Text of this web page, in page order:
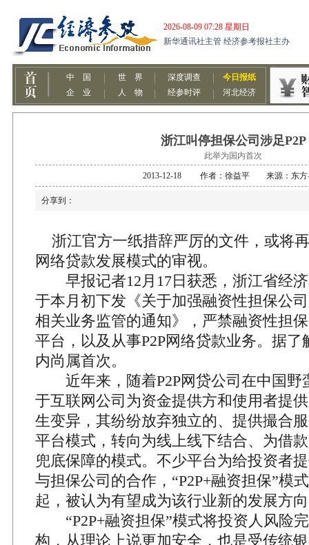
浙江叫停担保公司涉足P2P
此举为国内首次
2013-12-18 作者：徐益平 来源：东方
分享到：
浙江官方一纸措辞严厉的文件，或将
网络贷款发展模式的审视。
早报记者12月17日获悉，浙江省经济
于本月初下发《关于加强融资性担保公
相关业务监管的通知》，严禁融资性担
平台，以及从事P2P网络贷款业务。据
内尚属首次。
近年来，随着P2P网贷公司在中国野
于互联网公司为资金提供方和使用者提
生变异，其纷纷放弃独立的、提供撮合
平台模式，转向为线上线下结合、为借
兜底保障的模式。不少平台为给投资者
与担保公司的合作，“P2P+融资担保”模
起，被认为有望成为该行业新的发展方
“P2P+融资担保”模式将投资人风险
构，从理论上说更加安全，也是受传统